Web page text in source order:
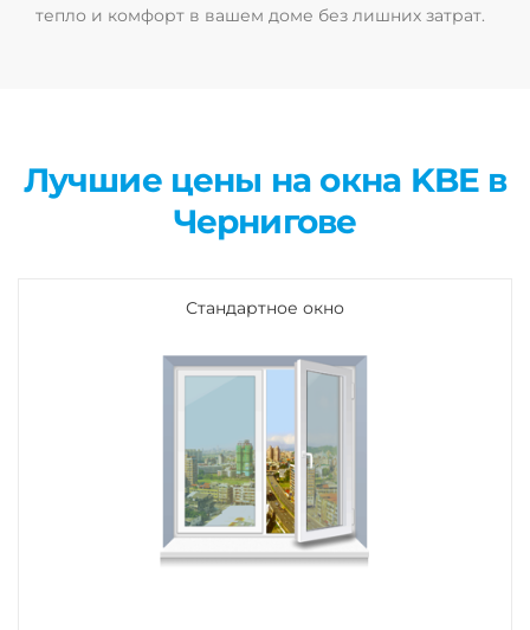
тепло и комфорт в вашем доме без лишних затрат.
Лучшие цены на окна KBE в
Чернигове
Стандартное окно